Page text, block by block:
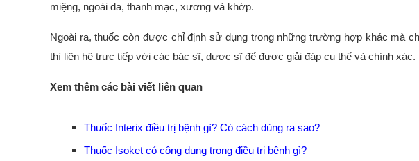
miệng, ngoài da, thanh mạc, xương và khớp.
Ngoài ra, thuốc còn được chỉ định sử dụng trong những trường hợp khác mà
thì liên hệ trực tiếp với các bác sĩ, dược sĩ để được giải đáp cụ thể và chính xác.
Xem thêm các bài viết liên quan
Thuốc Interix điều trị bệnh gì? Có cách dùng ra sao?
Thuốc Isoket có công dụng trong điều trị bệnh gì?